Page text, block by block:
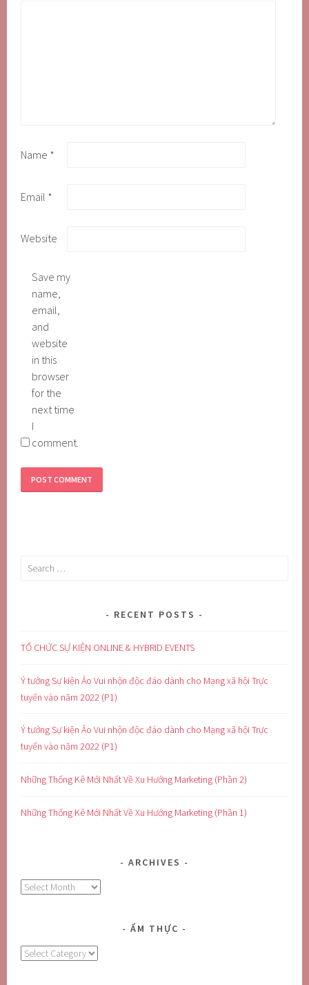
Name *
Email *
Website
Save my
name,
email,
and
website
in this
browser
for the
next time
I
comment.
Search
RECENT POSTS
TỔ CHỨC SỰ KIỆN ONLINE & HYBRID EVENTS
Ý tưởng Sự kiện Ảo Vui nhộn độc đáo dành cho Mạng xã hội Trực
tuyến vào năm 2022 (P1)
Ý tưởng Sự kiện Ảo Vui nhộn độc đáo dành cho Mạng xã hội Trực
tuyến vào năm 2022 (P1)
Những Thống Kê Mới Nhất Về Xu Hướng Marketing (Phần 2)
Những Thống Kê Mới Nhất Về Xu Hướng Marketing (Phần 1)
ARCHIVES
Archives
ẨM THỰC
Ẩm